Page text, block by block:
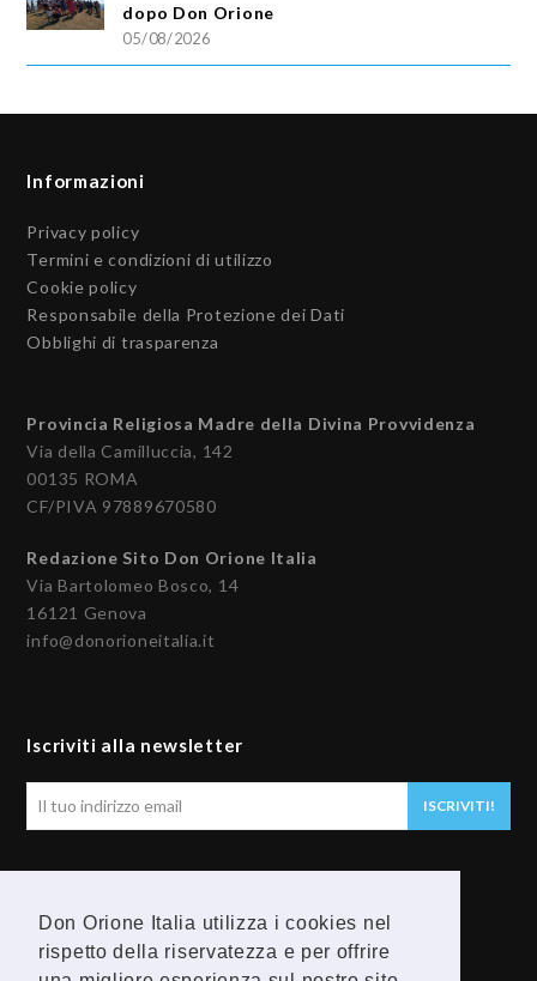
Don Orione Italia utilizza i cookies nel
rispetto della riservatezza e per offrire
dopo Don Orione
05/08/2026
Informazioni
Privacy policy
Termini e condizioni di utilizzo
Cookie policy
Responsabile della Protezione dei Dati
Obblighi di trasparenza
Provincia Religiosa Madre della Divina Provvidenza
Via della Camilluccia, 142
00135 ROMA
CF/PIVA 97889670580
Redazione Sito Don Orione Italia
Via Bartolomeo Bosco, 14
16121 Genova
info@donorioneitalia.it
Iscriviti alla newsletter
ISCRIVITI!
F Y